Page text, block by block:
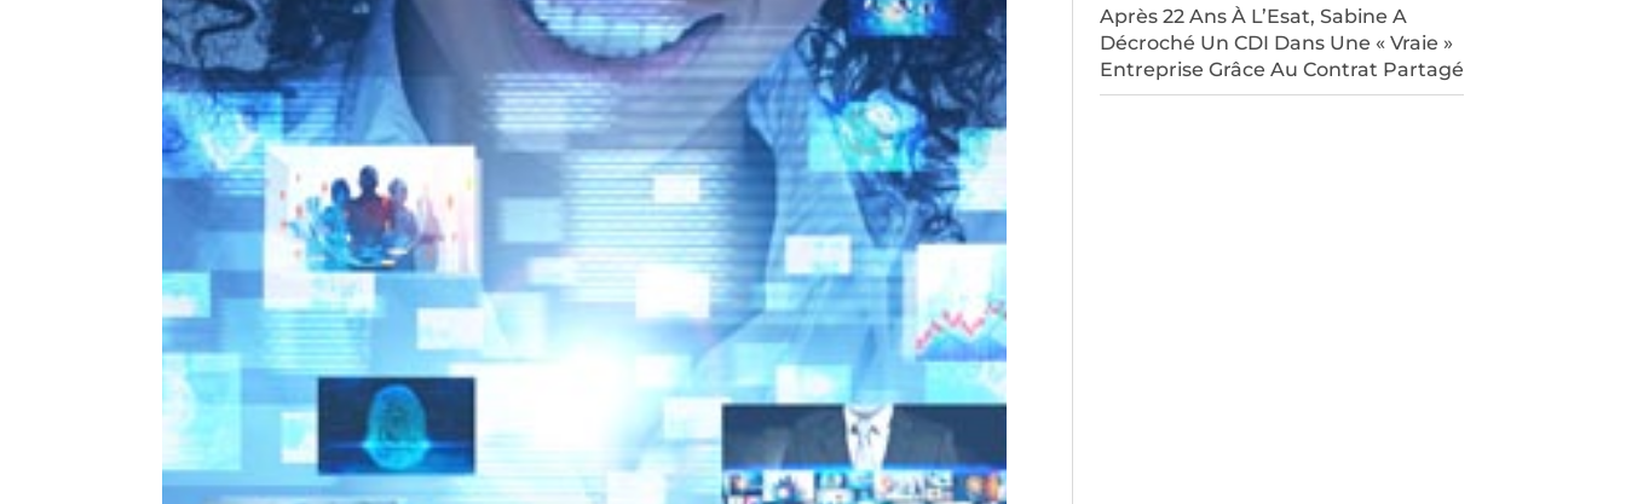
Après 22 Ans À L’Esat, Sabine A
Décroché Un CDI Dans Une « Vraie »
Entreprise Grâce Au Contrat Partagé